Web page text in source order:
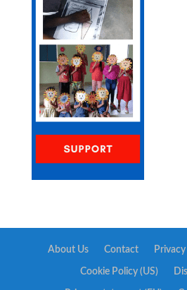
About Us Contact
Cookie Policy (US)